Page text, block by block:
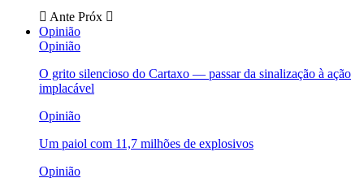
Ante Próx
Opinião
Opinião
O grito silencioso do Cartaxo — passar da sinalização à ação
implacável
Opinião
Um paiol com 11,7 milhões de explosivos
Opinião